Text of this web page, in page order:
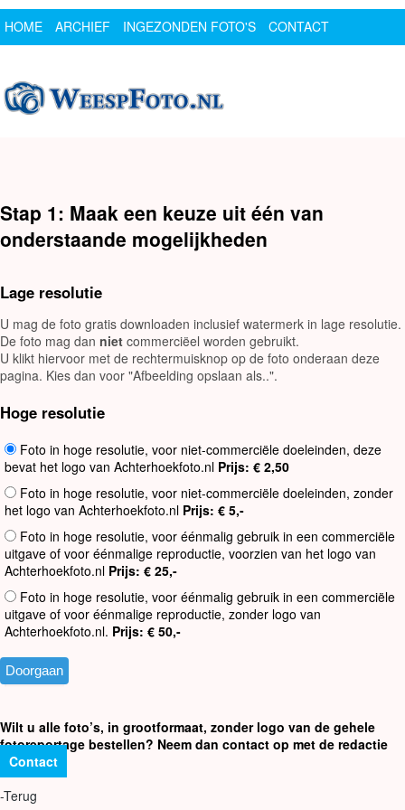
HOME ARCHIEF INGEZONDEN FOTO'S
CONTACT
Stap 1: Maak een keuze uit één van
onderstaande mogelijkheden
Lage resolutie
U mag de foto gratis downloaden inclusief watermerk in lage resolutie.
De foto mag dan niet commerciëel worden gebruikt.
U klikt hiervoor met de rechtermuisknop op de foto onderaan deze
pagina. Kies dan voor "Afbeelding opslaan als..".
Hoge resolutie
Foto in hoge resolutie, voor niet-commerciële doeleinden, deze
bevat het logo van Achterhoekfoto.nl Prijs: € 2,50
Foto in hoge resolutie, voor niet-commerciële doeleinden, zonder
het logo van Achterhoekfoto.nl Prijs: € 5,-
Foto in hoge resolutie, voor éénmalig gebruik in een commerciële
uitgave of voor éénmalige reproductie, voorzien van het logo van
Achterhoekfoto.nl Prijs: € 25,-
Foto in hoge resolutie, voor éénmalig gebruik in een commerciële
uitgave of voor éénmalige reproductie, zonder logo van
Achterhoekfoto.nl. Prijs: € 50,-
Wilt u alle foto’s, in grootformaat, zonder logo van de gehele
fotoreportage bestellen? Neem dan contact op met de redactie
Contact
-Terug